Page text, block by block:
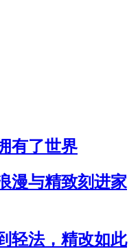
有了世界
漫与精致刻进家
轻法，精改如此